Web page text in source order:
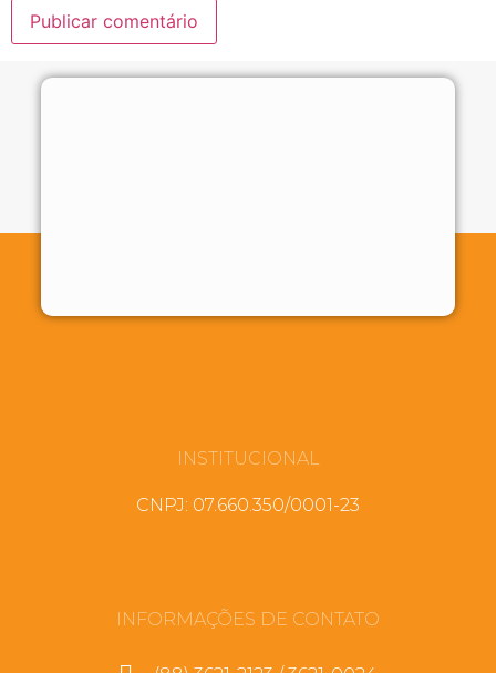
INSTITUCIONAL
CNPJ: 07.660.350/0001-23
INFORMAÇÕES DE CONTATO